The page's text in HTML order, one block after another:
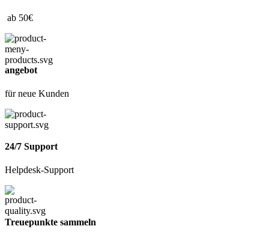
ab 50€
angebot
für neue Kunden
24/7 Support
Helpdesk-Support
Treuepunkte sammeln